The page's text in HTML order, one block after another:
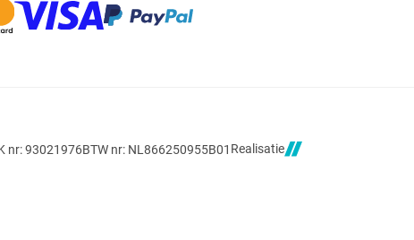
nr: 93021976BTW nr: NL866250955B01 Realisatie